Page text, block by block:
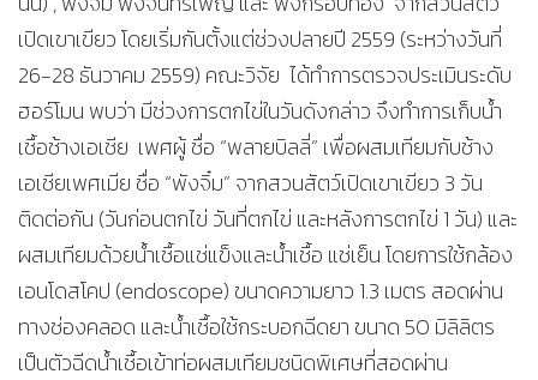
เปิดเขาเขียว โดยเริ่มกันตั้งแต่ช่วงปลายปี 2559 (ระหว่างวันที่
26-28 ธันวาคม 2559) คณะวิจัย ได้ทำการตรวจประเมินระดับ
ฮอร์โมน พบว่า มีช่วงการตกไข่ในวันดังกล่าว จึงทำการเก็บน้ำ
เชื้อช้างเอเชีย เพศผู้ ชื่อ “พลายบิลลี่” เพื่อผสมเทียมกับช้าง
เอเชียเพศเมีย ชื่อ “พังจิ๋ม” จากสวนสัตว์เปิดเขาเขียว 3 วัน
ติดต่อกัน (วันก่อนตกไข่ วันที่ตกไข่ และหลังการตกไข่ 1 วัน) และ
ผสมเทียมด้วยน้ำเชื้อแช่แข็งและน้ำเชื้อ แช่เย็น โดยการใช้กล้อง
เอนโดสโคป (endoscope) ขนาดความยาว 1.3 เมตร สอดผ่าน
ทางช่องคลอด และน้ำเชื้อใช้กระบอกฉีดยา ขนาด 50 มิลิลิตร
เป็นตัวฉีดน้ำเชื้อเข้าท่อผสมเทียมชนิดพิเศษที่สอดผ่าน